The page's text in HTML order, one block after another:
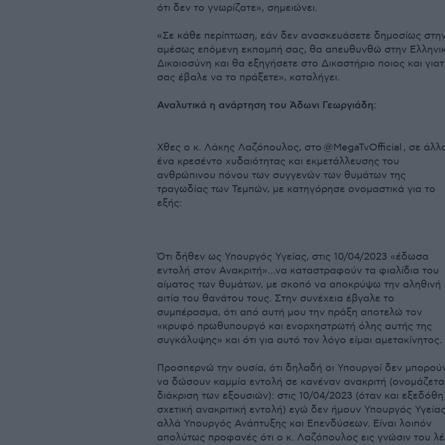
ότι δεν το γνωρίζατε», σημειώνει.
«Σε κάθε περίπτωση, εάν δεν ανασκευάσετε δημοσίως
αμέσως επόμενη εκπομπή σας, θα απευθυνθώ στην
Δικαιοσύνη και θα εξηγήσετε στο Δικαστήριο ποιος και
σας έβαλε να το πράξετε», καταλήγει.
Αναλυτικά η ανάρτηση του Άδωνι Γεωργιάδη:
Χθες ο κ. Λάκης Λαζόπουλος, στο @MegaTvOfficial , σε
ένα κρεσέντο χυδαιότητας και εκμετάλλευσης του
ανθρώπινου πόνου των συγγενών των θυμάτων της
τραγωδίας των Τεμπών, με κατηγόρησε ονομαστικά για το
εξής:
Ότι δήθεν ως Υπουργός Υγείας, στις 10/04/2023 «έδωσα
εντολή στον Ανακριτή»…να καταστραφούν τα φιαλίδια του
αίματος των θυμάτων, με σκοπό να αποκρύψω την αληθινή
αιτία του θανάτου τους. Στην συνέχεια έβγαλε το
συμπέρασμα, ότι από αυτή μου την πράξη αποτελώ τον
«κρυφό πρωθυπουργό και ενορχηστρωτή όλης αυτής της
συγκάλυψης» και ότι για αυτό τον λόγο είμαι αμετακίνητος.
Προσπερνώ την ουσία, ότι δηλαδή οι Υπουργοί δεν
να δώσουν καμμία εντολή σε κανέναν ανακριτή
διάκριση των εξουσιών): στις 10/04/2023 (όταν και
σχετική ανακριτική εντολή) εγώ δεν ήμουν Υπουργός
αλλά Υπουργός Ανάπτυξης και Επενδύσεων. Είναι λοιπόν
απολύτως προφανές ότι ο κ. Λαζόπουλος εις γνώσιν του